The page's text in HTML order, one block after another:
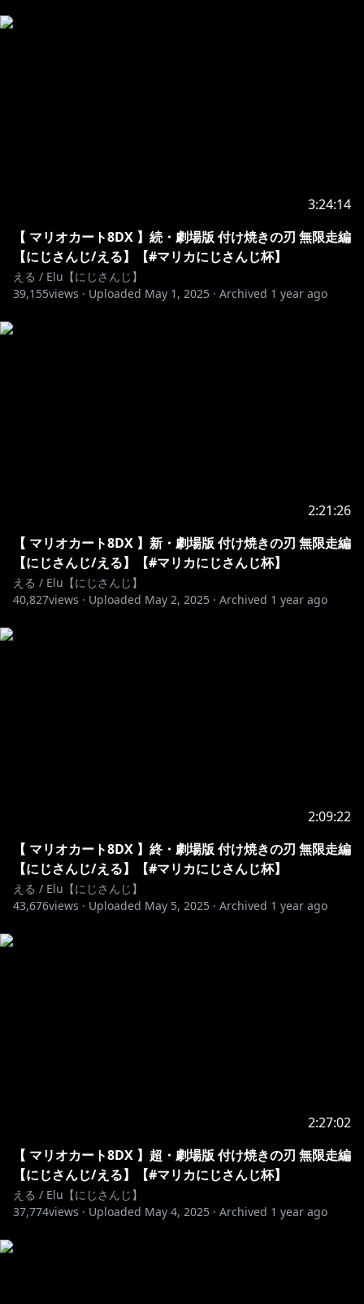
special thanks
・メンバーバッジイラスト 礫粉さん(@rekicon_)
・メンバー絵文字イラスト 茶器。さん
(@chakichakichaki)、ぶんぶんさん(@bn__bn_)
3:24:14
【 マリオカート8DX 】続・劇場版 付け焼きの刃 無限走編
【にじさんじ/える】【#マリカにじさんじ杯】
える / Elu【にじさんじ】
39,155views · Uploaded May 1, 2025 · Archived 1 year ago
2:21:26
【 マリオカート8DX 】新・劇場版 付け焼きの刃 無限走編
【にじさんじ/える】【#マリカにじさんじ杯】
える / Elu【にじさんじ】
40,827views · Uploaded May 2, 2025 · Archived 1 year ago
2:09:22
【 マリオカート8DX 】終・劇場版 付け焼きの刃 無限走編
【にじさんじ/える】【#マリカにじさんじ杯】
える / Elu【にじさんじ】
43,676views · Uploaded May 5, 2025 · Archived 1 year ago
2:27:02
【 マリオカート8DX 】超・劇場版 付け焼きの刃 無限走編
【にじさんじ/える】【#マリカにじさんじ杯】
える / Elu【にじさんじ】
37,774views · Uploaded May 4, 2025 · Archived 1 year ago